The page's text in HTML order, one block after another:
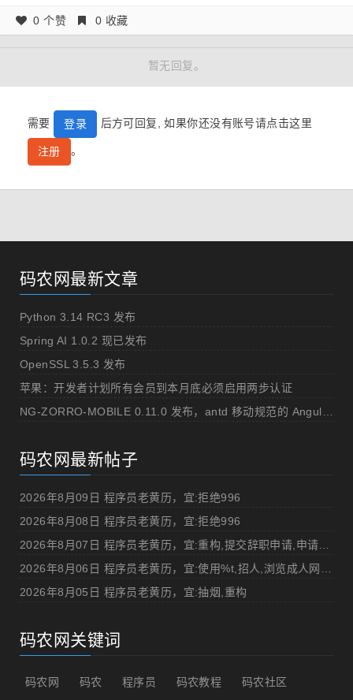
0 个赞 0 收藏
暂无回复。
需要 登录 后方可回复, 如果你还没有账号请点击这里
注册 。
码农网最新文章
Python 3.14 RC3 发布
Spring AI 1.0.2 现已发布
OpenSSL 3.5.3 发布
苹果：开发者计划所有会员到本月底必须启用两步认证
码农网最新帖子
2026年8月09日 程序员老黄历，宜:拒绝996
2026年8月08日 程序员老黄历，宜:拒绝996
2026年8月05日 程序员老黄历，宜:抽烟,重构
码农网关键词
码农网 码农 程序员 码农教程 码农社区